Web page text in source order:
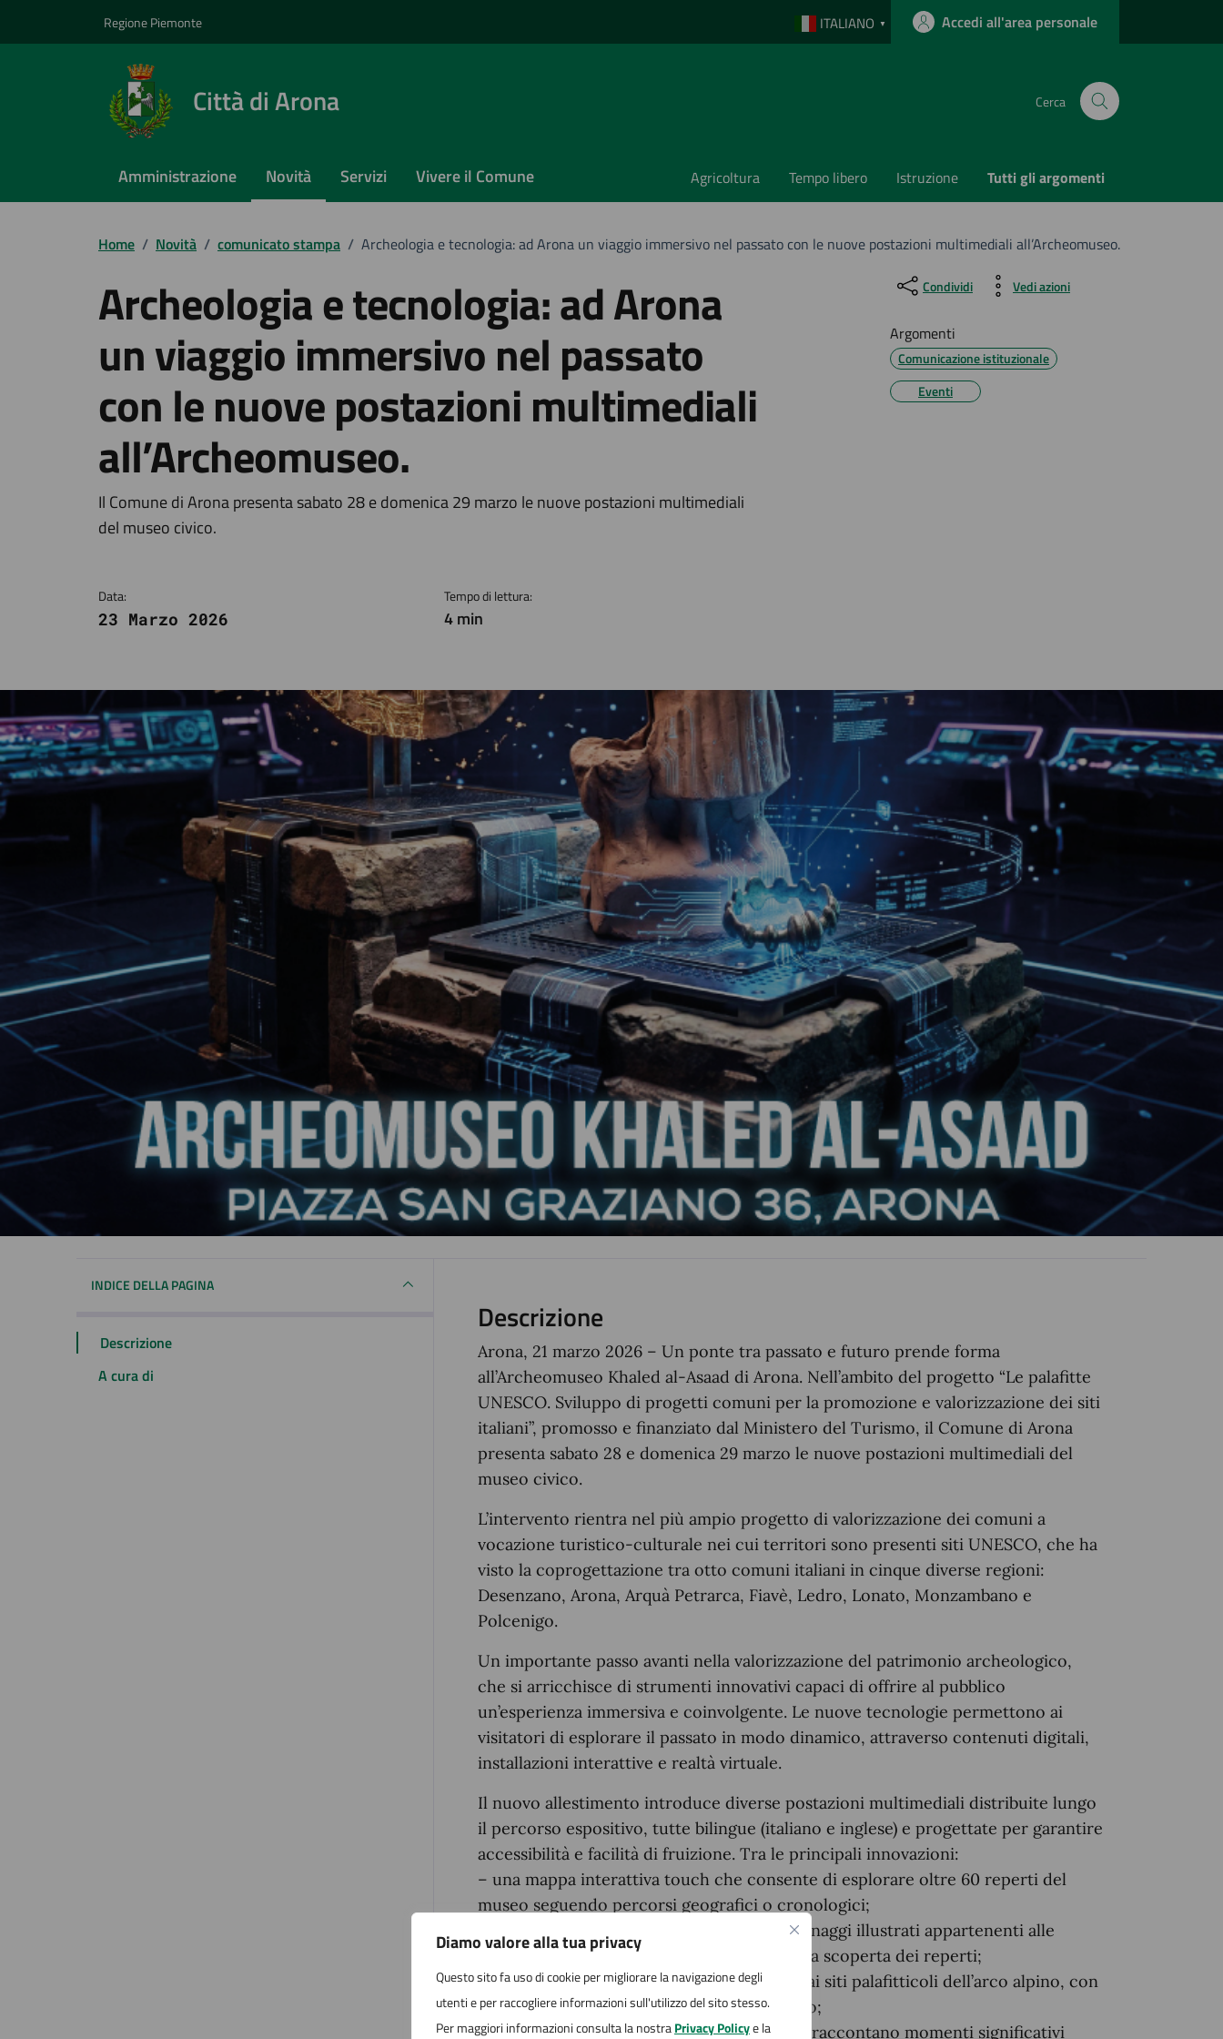
Diamo valore alla tua privacy
Questo sito fa uso di cookie per migliorare la navigazione degli
utenti e per raccogliere informazioni sull'utilizzo del sito stesso.
Per maggiori informazioni consulta la nostraPrivacy Policye la
Regione Piemonte ITALIANO ▼ Accedi all'area personale
Città di Arona Cerca
Amministrazione Novità Servizi Vivere il Comune Agricoltura Tempo libero Istruzione Tutti gli argomenti
Home / Novità / comunicato stampa / Archeologia e tecnologia: ad Arona un viaggio immersivo nel passato con le nuove postazioni multimediali all’Archeomuseo.
Archeologia e tecnologia: ad Arona
un viaggio immersivo nel passato
con le nuove postazioni multimediali
all’Archeomuseo.
Dettagli della notizia
Il Comune di Arona presenta sabato 28 e domenica 29 marzo le nuove postazioni multimediali
del museo civico.
Data:
23 Marzo 2026
Tempo di lettura:
4 min
Condividi Vedi azioni
Argomenti
Comunicazione istituzionale
Eventi
INDICE DELLA PAGINA
Descrizione
A cura di
Descrizione
Arona, 21 marzo 2026 – Un ponte tra passato e futuro prende forma
all’Archeomuseo Khaled al-Asaad di Arona. Nell’ambito del progetto “Le palafitte
UNESCO. Sviluppo di progetti comuni per la promozione e valorizzazione dei siti
italiani”, promosso e finanziato dal Ministero del Turismo, il Comune di Arona
presenta sabato 28 e domenica 29 marzo le nuove postazioni multimediali del
museo civico.
L’intervento rientra nel più ampio progetto di valorizzazione dei comuni a
vocazione turistico-culturale nei cui territori sono presenti siti UNESCO, che ha
visto la coprogettazione tra otto comuni italiani in cinque diverse regioni:
Desenzano, Arona, Arquà Petrarca, Fiavè, Ledro, Lonato, Monzambano e
Polcenigo.
Un importante passo avanti nella valorizzazione del patrimonio archeologico,
che si arricchisce di strumenti innovativi capaci di offrire al pubblico
un’esperienza immersiva e coinvolgente. Le nuove tecnologie permettono ai
visitatori di esplorare il passato in modo dinamico, attraverso contenuti digitali,
installazioni interattive e realtà virtuale.
Il nuovo allestimento introduce diverse postazioni multimediali distribuite lungo
il percorso espositivo, tutte bilingue (italiano e inglese) e progettate per garantire
accessibilità e facilità di fruizione. Tra le principali innovazioni:
– una mappa interattiva touch che consente di esplorare oltre 60 reperti del
museo seguendo percorsi geografici o cronologici;
– un percorso ludico-interattivo con personaggi illustrati appartenenti alle
diverse epoche, che guidano il visitatore alla scoperta dei reperti;
– contenuti video e ricostruzioni dedicate ai siti palafitticoli dell’arco alpino, con
materiali condivisi tra i partner del progetto;
– installazioni audio e video immersive che raccontano momenti significativi